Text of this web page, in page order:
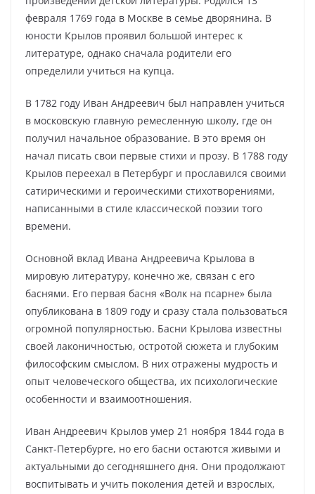
февраля 1769 года в Москве в семье дворянина. В
юности Крылов проявил большой интерес к
литературе, однако сначала родители его
определили учиться на купца.
В 1782 году Иван Андреевич был направлен учиться
в московскую главную ремесленную школу, где он
получил начальное образование. В это время он
начал писать свои первые стихи и прозу. В 1788 году
Крылов переехал в Петербург и прославился своими
сатирическими и героическими стихотворениями,
написанными в стиле классической поэзии того
времени.
Основной вклад Ивана Андреевича Крылова в
мировую литературу, конечно же, связан с его
баснями. Его первая басня «Волк на псарне» была
опубликована в 1809 году и сразу стала пользоваться
огромной популярностью. Басни Крылова известны
своей лаконичностью, остротой сюжета и глубоким
философским смыслом. В них отражены мудрость и
опыт человеческого общества, их психологические
особенности и взаимоотношения.
Иван Андреевич Крылов умер 21 ноября 1844 года в
Санкт-Петербурге, но его басни остаются живыми и
актуальными до сегодняшнего дня. Они продолжают
воспитывать и учить поколения детей и взрослых,